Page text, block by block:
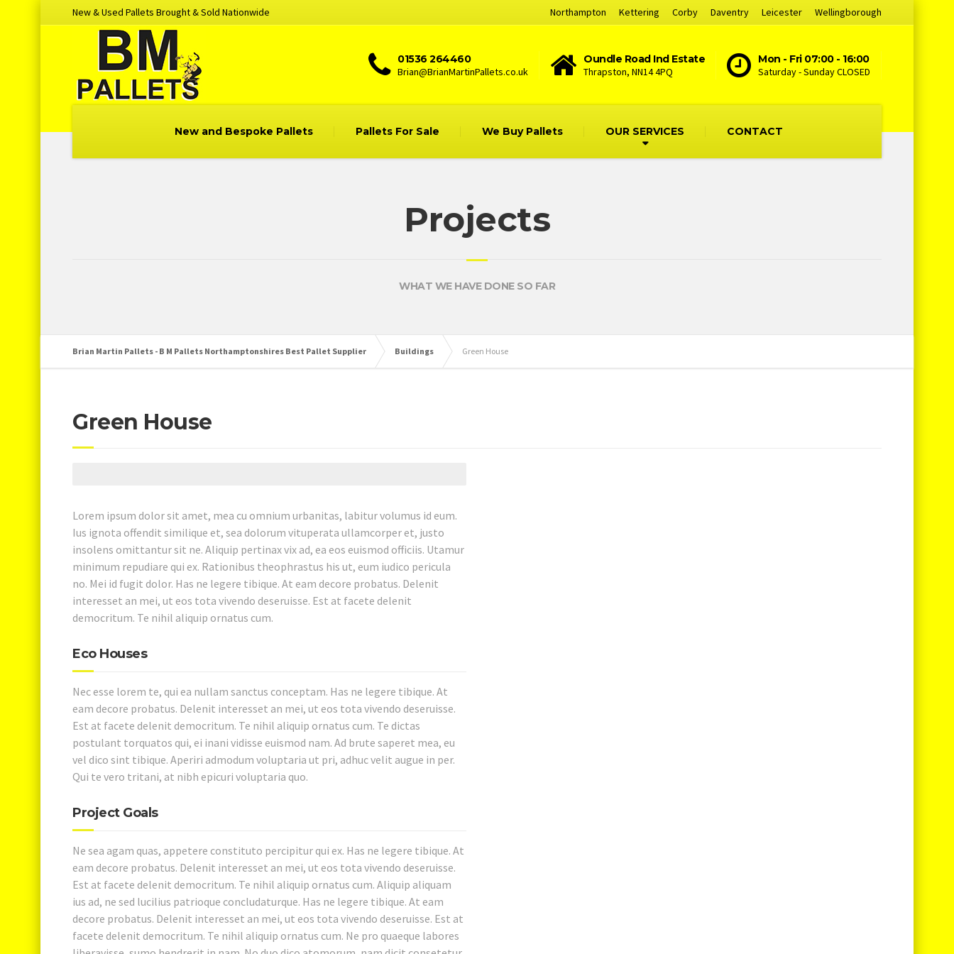
New & Used Pallets Brought & Sold Nationwide Northampton Kettering Corby Daventry Leicester Wellingborough
01536 264460
Brian@BrianMartinPallets.co.uk
Oundle Road Ind Estate
Thrapston, NN14 4PQ
Mon - Fri 07:00 - 16:00
Saturday - Sunday CLOSED
New and Bespoke Pallets Pallets For Sale We Buy Pallets OUR SERVICES CONTACT
Projects
WHAT WE HAVE DONE SO FAR
Brian Martin Pallets - B M Pallets Northamptonshires Best Pallet Supplier Buildings Green House
Green House
Lorem ipsum dolor sit amet, mea cu omnium urbanitas, labitur volumus id eum.
Ius ignota offendit similique et, sea dolorum vituperata ullamcorper et, justo
insolens omittantur sit ne. Aliquip pertinax vix ad, ea eos euismod officiis. Utamur
minimum repudiare qui ex. Rationibus theophrastus his ut, eum iudico pericula
no. Mei id fugit dolor. Has ne legere tibique. At eam decore probatus. Delenit
interesset an mei, ut eos tota vivendo deseruisse. Est at facete delenit
democritum. Te nihil aliquip ornatus cum.
Eco Houses
Nec esse lorem te, qui ea nullam sanctus conceptam. Has ne legere tibique. At
eam decore probatus. Delenit interesset an mei, ut eos tota vivendo deseruisse.
Est at facete delenit democritum. Te nihil aliquip ornatus cum. Te dictas
postulant torquatos qui, ei inani vidisse euismod nam. Ad brute saperet mea, eu
vel dico sint tibique. Aperiri admodum voluptaria ut pri, adhuc velit augue in per.
Qui te vero tritani, at nibh epicuri voluptaria quo.
Project Goals
Ne sea agam quas, appetere constituto percipitur qui ex. Has ne legere tibique. At
eam decore probatus. Delenit interesset an mei, ut eos tota vivendo deseruisse.
Est at facete delenit democritum. Te nihil aliquip ornatus cum. Aliquip aliquam
ius ad, ne sed lucilius patrioque concludaturque. Has ne legere tibique. At eam
decore probatus. Delenit interesset an mei, ut eos tota vivendo deseruisse. Est at
facete delenit democritum. Te nihil aliquip ornatus cum. Ne pro quaeque labores